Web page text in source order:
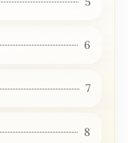
6
7
8